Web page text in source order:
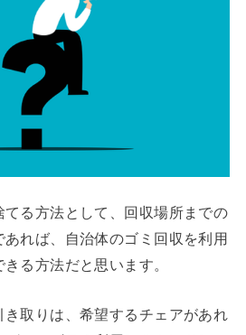
る方法として、回収場所までの
れば、自治体のゴミ回収を利用
る方法だと思います。
取りは、希望するチェアがあれ